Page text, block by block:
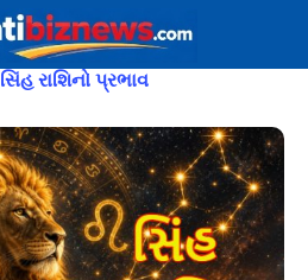
સિંહ રાશિનો પ્રભાવ